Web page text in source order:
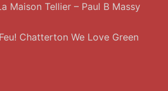
Maison Tellier – Paul B Massy
Chatterton We Love Green